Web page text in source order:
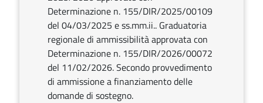
Determinazione n. 155/DIR/2025/00109
del 04/03/2025 e ss.mm.ii.. Graduatoria
regionale di ammissibilità approvata con
Determinazione n. 155/DIR/2026/00072
del 11/02/2026. Secondo provvedimento
di ammissione a finanziamento delle
domande di sostegno.